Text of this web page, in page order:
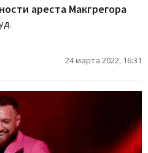
ареста Макгрегора
24 марта 2022, 16:31